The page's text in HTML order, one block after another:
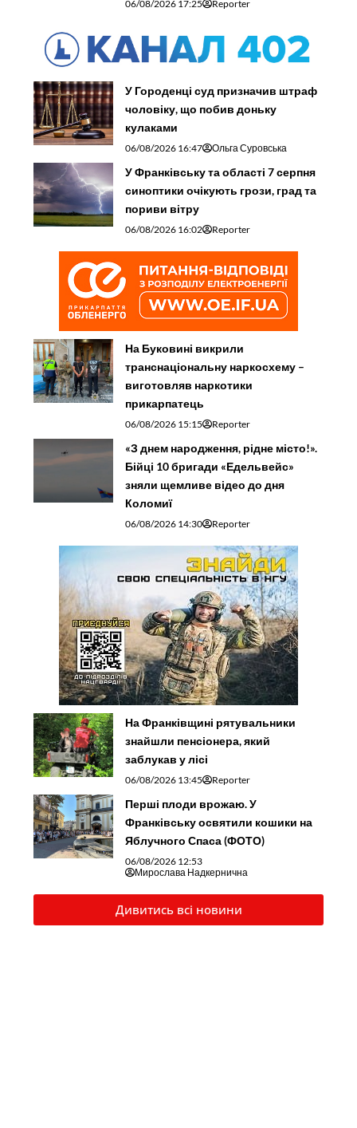
06/08/2026 17:25 Reporter
У Городенці суд призначив штраф
чоловіку, що побив доньку
кулаками
06/08/2026 16:47 Ольга Суровська
У Франківську та області 7 серпня
синоптики очікують грози, град та
пориви вітру
06/08/2026 16:02 Reporter
На Буковині викрили
транснаціональну наркосхему –
виготовляв наркотики
прикарпатець
06/08/2026 15:15 Reporter
«З днем народження, рідне місто!».
Бійці 10 бригади «Едельвейс»
зняли щемливе відео до дня
Коломиї
06/08/2026 14:30 Reporter
На Франківщині рятувальники
знайшли пенсіонера, який
заблукав у лісі
06/08/2026 13:45 Reporter
Перші плоди врожаю. У
Франківську освятили кошики на
Яблучного Спаса (ФОТО)
06/08/2026 12:53
Мирослава Надкернична
Дивитись всі новини